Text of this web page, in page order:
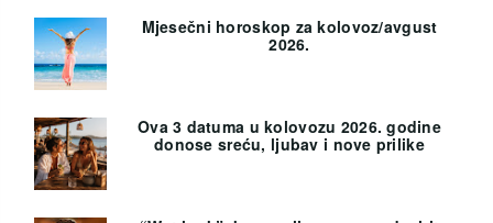
Mjesečni horoskop za kolovoz/avgust
2026.
Ova 3 datuma u kolovozu 2026. godine
donose sreću, ljubav i nove prilike